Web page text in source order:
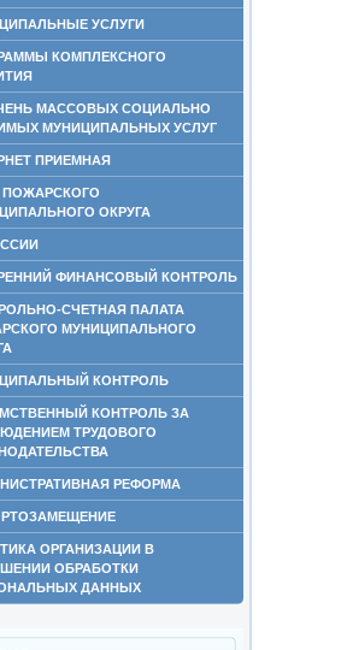
УСЛУГИ
КОМПЛЕКСНОГО
МАССОВЫХ СОЦИАЛЬНО
МУНИЦИПАЛЬНЫХ УСЛУГ
ПРИЕМНАЯ
ПОЖАРСКОГО
ОКРУГА
ФИНАНСОВЫЙ КОНТРОЛЬ
СЧЕТНАЯ ПАЛАТА
МУНИЦИПАЛЬНОГО
КОНТРОЛЬ
КОНТРОЛЬ ЗА
ТРУДОВОГО
РЕФОРМА
ОРГАНИЗАЦИИ В
ОБРАБОТКИ
ДАННЫХ